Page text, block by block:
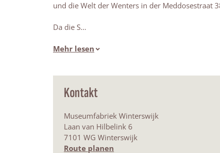
und die Welt der Wenters in der Meddosestraat
Da die S…
Mehr lesen
Kontakt
Museumfabriek Winterswijk
Laan van Hilbelink 6
7101 WG Winterswijk
Route planen